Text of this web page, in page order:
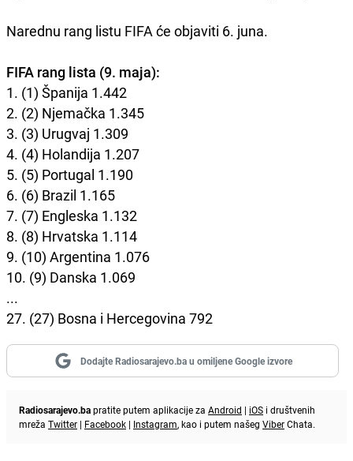
Narednu rang listu FIFA će objaviti 6. juna.
FIFA rang lista (9. maja):
1. (1) Španija 1.442
2. (2) Njemačka 1.345
3. (3) Urugvaj 1.309
4. (4) Holandija 1.207
5. (5) Portugal 1.190
6. (6) Brazil 1.165
7. (7) Engleska 1.132
8. (8) Hrvatska 1.114
9. (10) Argentina 1.076
10. (9) Danska 1.069
...
27. (27) Bosna i Hercegovina 792
Dodajte Radiosarajevo.ba u omiljene Google izvore
Radiosarajevo.bapratite putem aplikacije za Android | iOS i društvenih
mreža Twitter | Facebook | Instagram, kao i putem našeg ViberChata.